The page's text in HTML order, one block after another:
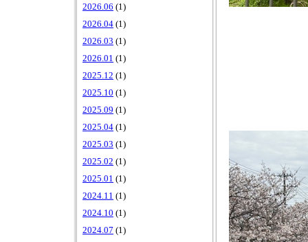
2026.06 (1)
2026.04 (1)
2026.03 (1)
2026.01 (1)
2025.12 (1)
2025.10 (1)
2025.09 (1)
2025.04 (1)
2025.03 (1)
2025.02 (1)
2025.01 (1)
2024.11 (1)
2024.10 (1)
2024.07 (1)